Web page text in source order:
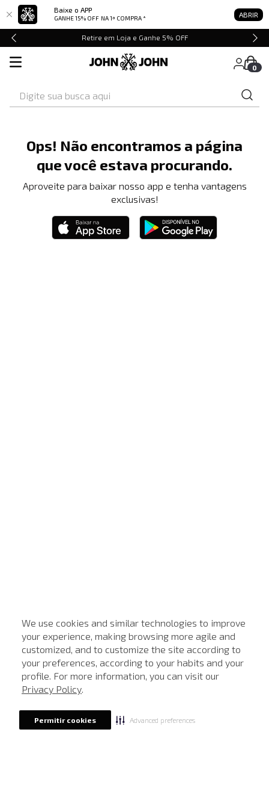
Baixe o APP
GANHE 15% OFF NA 1ª COMPRA * ABRIR
We use cookies and similar technologies to improve
your experience, making browsing more agile and
customized, and to customize the site according to
your preferences, according to your habits and your
profile. For more information, you can visit our
Privacy Policy.
Permitir cookies Advanced preferences
Retire em Loja e Ganhe 5% OFF
0
Ops! Não encontramos a página
que você estava procurando.
Aproveite para baixar nosso app e tenha vantagens
exclusivas!